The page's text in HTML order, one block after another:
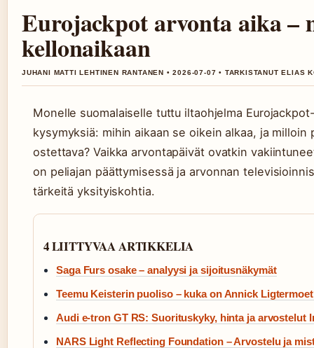
Eurojackpot arvonta aika –
kellonaikaan
JUHANI MATTI LEHTINEN RANTANEN • 2026-07-07 • TARKISTANUT ELIAS
Monelle suomalaiselle tuttu iltaohjelma
kysymyksiä: mihin aikaan se oikein alkaa, ja milloin
ostettava? Vaikka arvontapäivät ovatkin
on peliajan päättymisessä ja arvonnan
tärkeitä yksityiskohtia.
4 LIITTYVAA ARTIKKELIA
Saga Furs osake – analyysi ja sijoitusnäkymät
Teemu Keisterin puoliso – kuka on Annick
Audi e-tron GT RS: Suorituskyky, hinta ja arvostelut
NARS Light Reflecting Foundation – Arvostelu ja